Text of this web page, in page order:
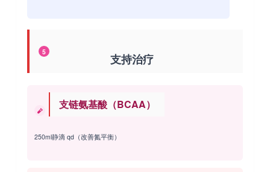
5 支持治疗
支链氨基酸（BCAA）
250ml静滴 qd（改善氮平衡）